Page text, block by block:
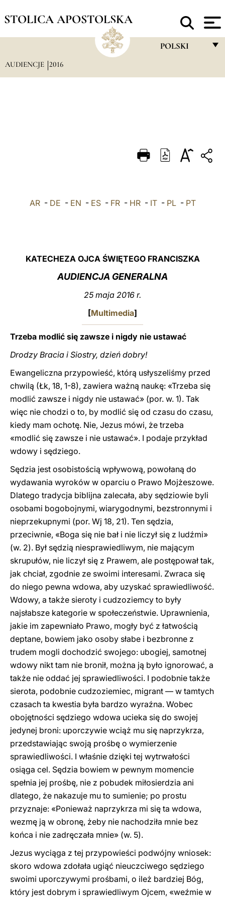
STOLICA APOSTOLSKA
POLSKI
DEUTSCH
العربيّة
AUDIENCJE 2016
AR- DE - EN - ES- FR- HR- IT- PL- PT
KATECHEZA OJCA ŚWIĘTEGO FRANCISZKA
AUDIENCJA GENERALNA
25 maja 2016 r.
[Multimedia]
Trzeba modlić się zawsze i nigdy nie ustawać
Drodzy Bracia i Siostry, dzień dobry!
Ewangeliczna przypowieść, którą usłyszeliśmy przed
chwilą (Łk, 18, 1-8), zawiera ważną naukę: «Trzeba się
modlić zawsze i nigdy nie ustawać» (por. w. 1). Tak
więc nie chodzi o to, by modlić się od czasu do czasu,
kiedy mam ochotę. Nie, Jezus mówi, że trzeba
«modlić się zawsze i nie ustawać». I podaje przykład
wdowy i sędziego.
Sędzia jest osobistością wpływową, powołaną do
wydawania wyroków w oparciu o Prawo Mojżeszowe.
Dlatego tradycja biblijna zalecała, aby sędziowie byli
osobami bogobojnymi, wiarygodnymi, bezstronnymi i
nieprzekupnymi (por. Wj 18, 21). Ten sędzia,
przeciwnie, «Boga się nie bał i nie liczył się z ludźmi»
(w. 2). Był sędzią niesprawiedliwym, nie mającym
skrupułów, nie liczył się z Prawem, ale postępował tak,
jak chciał, zgodnie ze swoimi interesami. Zwraca się
do niego pewna wdowa, aby uzyskać sprawiedliwość.
Wdowy, a także sieroty i cudzoziemcy to były
najsłabsze kategorie w społeczeństwie. Uprawnienia,
jakie im zapewniało Prawo, mogły być z łatwością
deptane, bowiem jako osoby słabe i bezbronne z
trudem mogli dochodzić swojego: ubogiej, samotnej
wdowy nikt tam nie bronił, można ją było ignorować, a
także nie oddać jej sprawiedliwości. I podobnie także
sierota, podobnie cudzoziemiec, migrant — w tamtych
czasach ta kwestia była bardzo wyraźna. Wobec
obojętności sędziego wdowa ucieka się do swojej
jedynej broni: uporczywie wciąż mu się naprzykrza,
przedstawiając swoją prośbę o wymierzenie
sprawiedliwości. I właśnie dzięki tej wytrwałości
osiąga cel. Sędzia bowiem w pewnym momencie
spełnia jej prośbę, nie z pobudek miłosierdzia ani
dlatego, że nakazuje mu to sumienie; po prostu
przyznaje: «Ponieważ naprzykrza mi się ta wdowa,
wezmę ją w obronę, żeby nie nachodziła mnie bez
końca i nie zadręczała mnie» (w. 5).
Jezus wyciąga z tej przypowieści podwójny wniosek:
skoro wdowa zdołała ugiąć nieuczciwego sędziego
swoimi uporczywymi prośbami, o ileż bardziej Bóg,
który jest dobrym i sprawiedliwym Ojcem, «weźmie w